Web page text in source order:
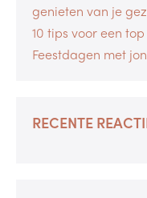
genieten van je
10 tips voor een
Feestdagen met
RECENTE